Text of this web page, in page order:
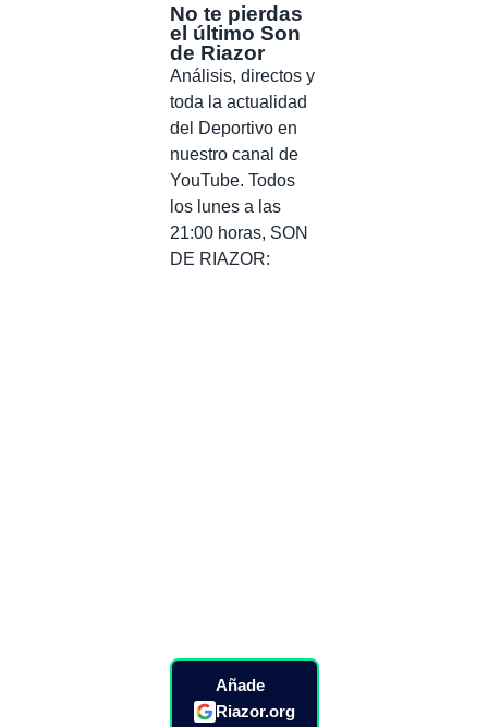
No te pierdas
el último Son
de Riazor
Análisis, directos y
toda la actualidad
del Deportivo en
nuestro canal de
YouTube. Todos
los lunes a las
21:00 horas, SON
DE RIAZOR:
Añade
Riazor.org